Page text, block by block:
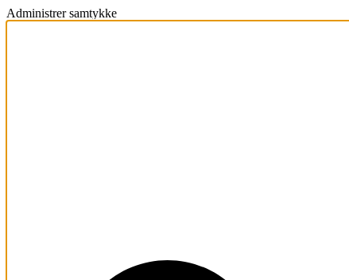
Administrer samtykke